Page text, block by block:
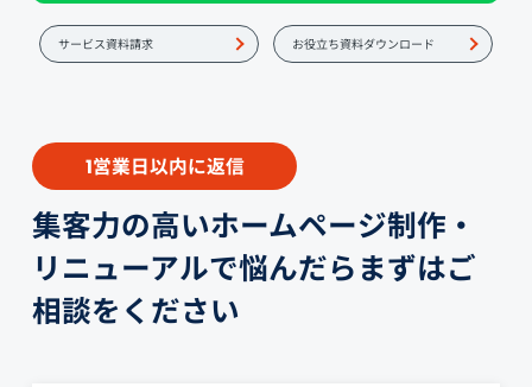
サービス資料請求 お役立ち資料ダウンロード
1営業日以内に返信
集客力の高いホームページ制作・
リニューアルで悩んだらまずはご
相談をください